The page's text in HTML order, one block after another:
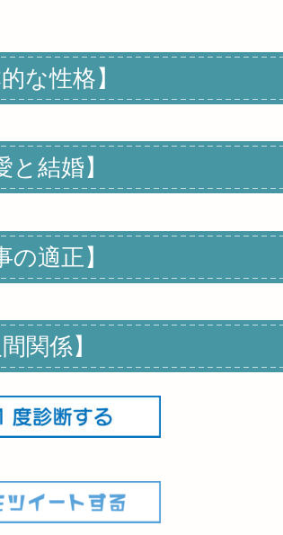
な性格】
と結婚】
の適正】
関係】